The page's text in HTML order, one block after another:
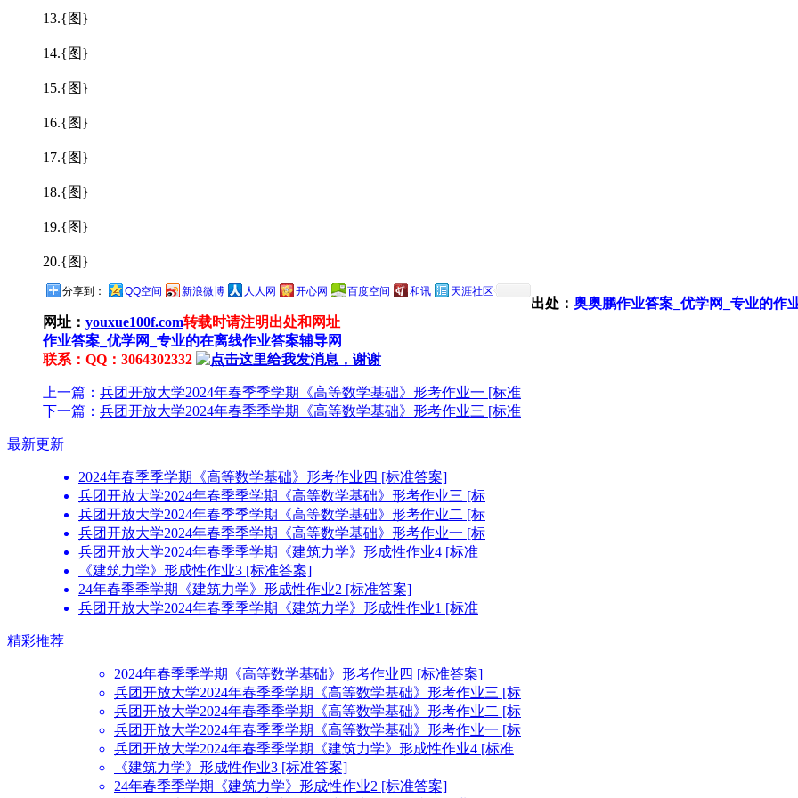
13.{图}
14.{图}
15.{图}
16.{图}
17.{图}
18.{图}
19.{图}
20.{图}
分享到： QQ空间 新浪微博 人人网 开心网 百度空间 和讯 天涯社区
出处： 奥奥鹏作业答案_优学网_专业的作
网址： youxue100f.com转载时请注明出处和网址
作业答案_优学网_专业的在离线作业答案辅导网
联系：QQ：3064302332
上一篇： 兵团开放大学2024年春季季学期《高等数学基础》形考作业一 [标准
下一篇： 兵团开放大学2024年春季季学期《高等数学基础》形考作业三 [标准
最新更新
2024年春季季学期《高等数学基础》形考作业四 [标准答案]
兵团开放大学2024年春季季学期《高等数学基础》形考作业三 [标
兵团开放大学2024年春季季学期《高等数学基础》形考作业二 [标
兵团开放大学2024年春季季学期《高等数学基础》形考作业一 [标
兵团开放大学2024年春季季学期《建筑力学》形成性作业4 [标准
《建筑力学》形成性作业3 [标准答案]
24年春季季学期《建筑力学》形成性作业2 [标准答案]
兵团开放大学2024年春季季学期《建筑力学》形成性作业1 [标准
精彩推荐
2024年春季季学期《高等数学基础》形考作业四 [标准答案]
兵团开放大学2024年春季季学期《高等数学基础》形考作业三 [标
兵团开放大学2024年春季季学期《高等数学基础》形考作业二 [标
兵团开放大学2024年春季季学期《高等数学基础》形考作业一 [标
兵团开放大学2024年春季季学期《建筑力学》形成性作业4 [标准
《建筑力学》形成性作业3 [标准答案]
24年春季季学期《建筑力学》形成性作业2 [标准答案]